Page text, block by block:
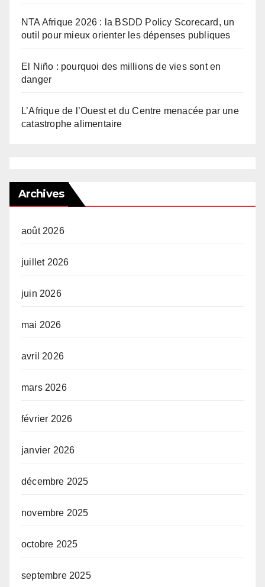
NTA Afrique 2026 : la BSDD Policy Scorecard, un
outil pour mieux orienter les dépenses publiques
El Niño : pourquoi des millions de vies sont en
danger
L’Afrique de l’Ouest et du Centre menacée par une
catastrophe alimentaire
Archives
août 2026
juillet 2026
juin 2026
mai 2026
avril 2026
mars 2026
février 2026
janvier 2026
décembre 2025
novembre 2025
octobre 2025
septembre 2025